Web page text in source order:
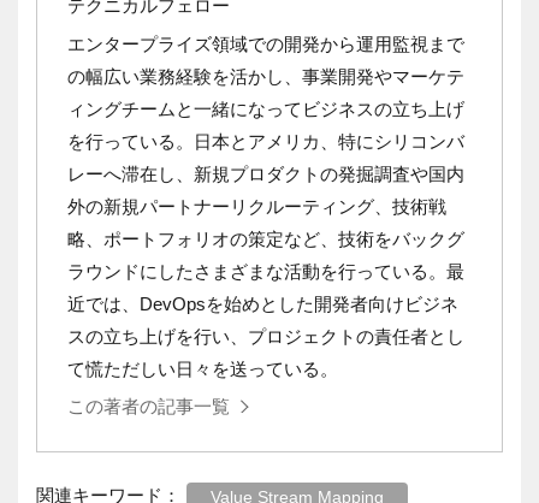
テクニカルフェロー
エンタープライズ領域での開発から運用監視まで
の幅広い業務経験を活かし、事業開発やマーケテ
ィングチームと一緒になってビジネスの立ち上げ
を行っている。日本とアメリカ、特にシリコンバ
レーへ滞在し、新規プロダクトの発掘調査や国内
外の新規パートナーリクルーティング、技術戦
略、ポートフォリオの策定など、技術をバックグ
ラウンドにしたさまざまな活動を行っている。最
近では、DevOpsを始めとした開発者向けビジネ
スの立ち上げを行い、プロジェクトの責任者とし
て慌ただしい日々を送っている。
この著者の記事一覧
関連キーワード： Value Stream Mapping